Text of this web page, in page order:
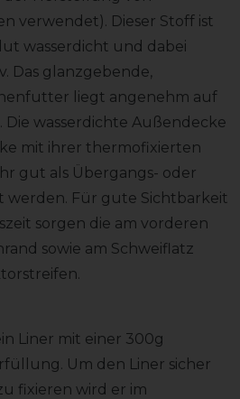
verwendet). Dieser Stoff ist
wasserdicht und dabei
Das glanzgebende,
liegt angenehm auf
Die wasserdichte Außendecke
mit ihrer thermofixierten
gut als Übergangs- oder
werden. Für gute Sichtbarkeit
sorgen die am vorderen
sowie am Schweiflatz
Liner mit einer 300g
Um den Liner sicher
fixieren wird er im